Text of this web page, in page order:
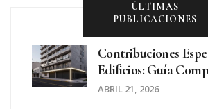
ÚLTIMAS
PUBLICACIONES
Contribuciones
Edificios: Guía
Cuándo Y Cómo Se
ABRIL 21, 2026